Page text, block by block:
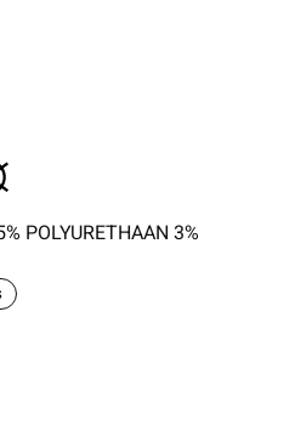
POLYURETHAAN 3%